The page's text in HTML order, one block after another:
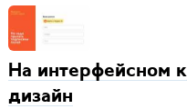
На интерфейсном
дизайн